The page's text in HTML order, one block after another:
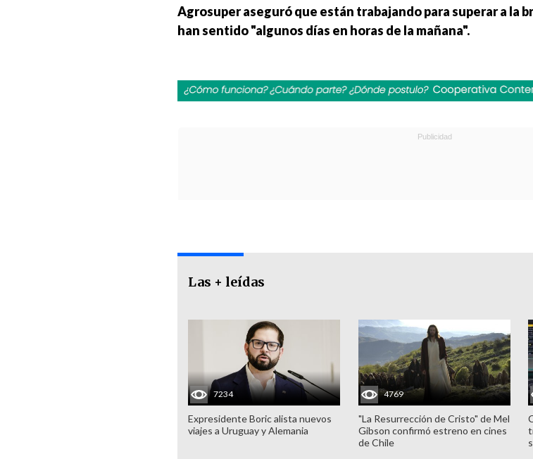
Agrosuper aseguró que están trabajando para superar a la
han sentido "algunos días en horas de la mañana".
Las + leídas
7234
Expresidente Boric alista nuevos
viajes a Uruguay y Alemania
4769
"La Resurrección de Cristo" de Mel
Gibson confirmó estreno en cines
de Chile